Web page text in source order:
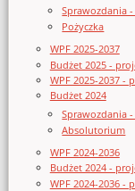
Sprawozdania -
Pożyczka
WPF 2025-2037
Budżet 2025 -
WPF 2025-2037 -
Budżet 2024
Sprawozdania -
Absolutorium
WPF 2024-2036
Budżet 2024 -
WPF 2024-2036 -